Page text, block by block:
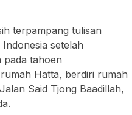
terpampang tulisan
setelah
pada tahoen
Hatta, berdiri rumah
Said Tjong Baadillah,